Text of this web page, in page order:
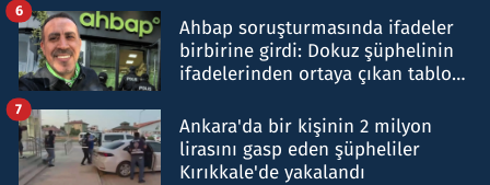
Ahbap soruşturmasında ifadeler
birbirine girdi: Dokuz şüphelinin
ifadelerinden ortaya çıkan tablo
6
Ankara'da bir kişinin 2 milyon
lirasını gasp eden şüpheliler
Kırıkkale'de yakalandı
7